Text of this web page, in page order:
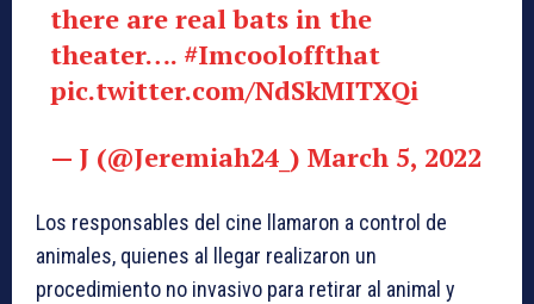
there are real bats in the
theater…. #Imcooloffthat
pic.twitter.com/NdSkMITXQi
— J (@Jeremiah24_) March 5, 2022
Los responsables del cine llamaron a control de
animales, quienes al llegar realizaron un
procedimiento no invasivo para retirar al animal y